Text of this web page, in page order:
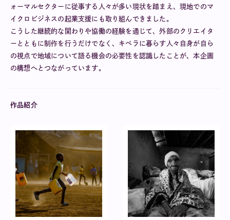
ォーマルセクターに従事する人々が多い現状を踏まえ、現地でのマ
イクロビジネスの起業支援にも取り組んできました。
こうした継続的な関わりや協働の経験を通じて、外部のクリエイタ
ーとともに制作を行うだけでなく、キベラに暮らす人々自身が自ら
の視点で地域について語る機会の必要性を認識したことが、本企画
の構想へとつながっています。
作品紹介